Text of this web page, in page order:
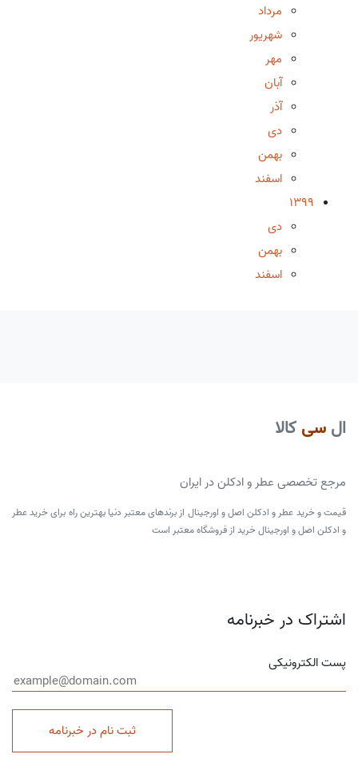
مرداد
شهریور
مهر
آبان
آذر
دی
بهمن
اسفند
1399
دی
بهمن
اسفند
ال سی کالا
مرجع تخصصی عطر و ادکلن در ایران
قیمت و خرید عطر و ادکلن اصل و اورجینال از برندهای معتبر دنیا بهترین راه برای خرید عطر
و ادکلن اصل و اورجینال خرید از فروشگاه معتبر است
اشتراک در خبرنامه
پست الکترونیکی
ثبت نام در خبرنامه